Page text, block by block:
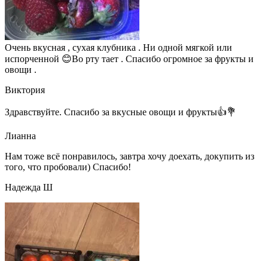
Очень вкусная , сухая клубника . Ни одной мягкой или
испорченной 😊Во рту тает . Спасибо огромное за фрукты и
овощи .
Виктория
Здравствуйте. Спасибо за вкусные овощи и фрукты👍💐
Лианна
Нам тоже всё понравилось, завтра хочу доехать, докупить из
того, что пробовали) Спасибо!
Надежда Ш